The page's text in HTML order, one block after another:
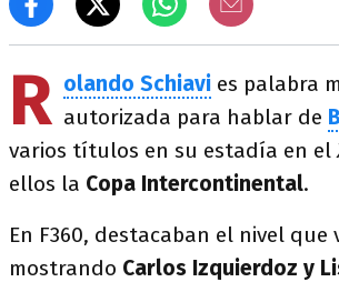
R olando Schiavi es palabra
autorizada para hablar de
varios títulos en su estadía en el
ellos la Copa Intercontinental.
En F360, destacaban el nivel que
mostrando Carlos Izquierdoz y